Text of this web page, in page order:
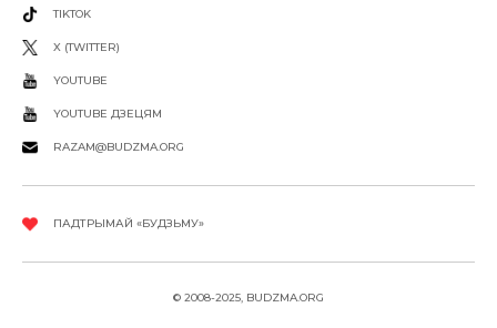
TIKTOK
X (TWITTER)
YOUTUBE
YOUTUBE ДЗЕЦЯМ
RAZAM@BUDZMA.ORG
ПАДТРЫМАЙ «БУДЗЬМУ»
© 2008-2025, BUDZMA.ORG